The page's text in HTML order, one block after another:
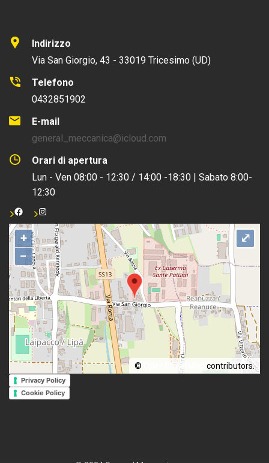
Indirizzo
Via San Giorgio, 43 - 33019 Tricesimo (UD)
Telefono
0432851902
E-mail
general_meccanica@icloud.com
Orari di apertura
Lun - Ven 08:00 - 12:30 / 14:00 -18:30 | Sabato 8:00-
12:30
+
−
© OpenStreetMap contributors.
⤢
Privacy Policy
Cookie Policy